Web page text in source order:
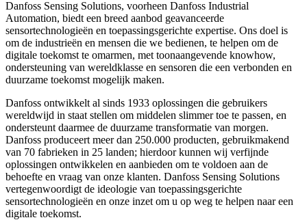
Danfoss Sensing Solutions, voorheen Danfoss Industrial
Automation, biedt een breed aanbod geavanceerde
sensortechnologieën en toepassingsgerichte expertise. Ons doel is
om de industrieën en mensen die we bedienen, te helpen om de
digitale toekomst te omarmen, met toonaangevende knowhow,
ondersteuning van wereldklasse en sensoren die een verbonden en
duurzame toekomst mogelijk maken.
Danfoss ontwikkelt al sinds 1933 oplossingen die gebruikers
wereldwijd in staat stellen om middelen slimmer toe te passen, en
ondersteunt daarmee de duurzame transformatie van morgen.
Danfoss produceert meer dan 250.000 producten, gebruikmakend
van 70 fabrieken in 25 landen; hierdoor kunnen wij verfijnde
oplossingen ontwikkelen en aanbieden om te voldoen aan de
behoefte en vraag van onze klanten. Danfoss Sensing Solutions
vertegenwoordigt de ideologie van toepassingsgerichte
sensortechnologieën en onze inzet om u op weg te helpen naar een
digitale toekomst.